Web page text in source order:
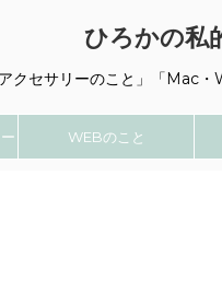
ひろかの私
クセサリーのこと」「Mac
WEBのこと